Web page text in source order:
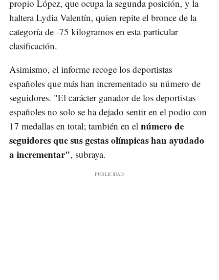
propio López, que ocupa la segunda posición, y la
haltera Lydia Valentín, quien repite el bronce de la
categoría de -75 kilogramos en esta particular
clasificación.
Asimismo, el informe recoge los deportistas
españoles que más han incrementado su número de
seguidores. "El carácter ganador de los deportistas
españoles no solo se ha dejado sentir en el podio con
17 medallas en total; también en el número de
seguidores que sus gestas olímpicas han ayudado
a incrementar", subraya.